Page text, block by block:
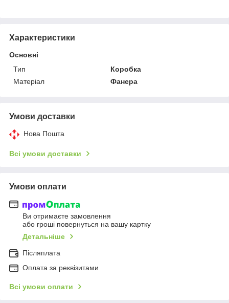
Характеристики
Основні
Тип
Коробка
Матеріал
Фанера
Умови доставки
Нова Пошта
Всі умови доставки
Умови оплати
Ви отримаєте замовлення
або гроші повернуться на вашу картку
Детальніше
Післяплата
Оплата за реквізитами
Всі умови оплати